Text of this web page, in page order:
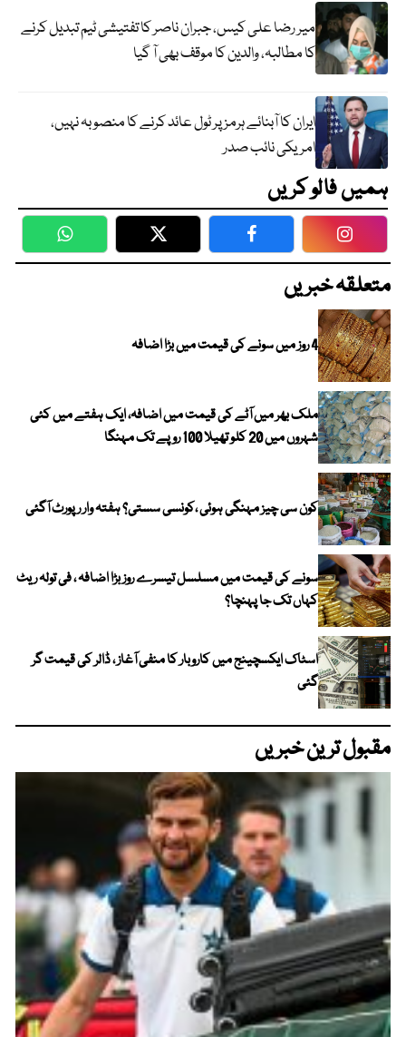
میر رضا علی کیس، جبران ناصر کا تفتیشی ٹیم تبدیل کرنے
کا مطالبہ، والدین کا موقف بھی آ گیا
ایران کا آبنائے ہرمز پر ٹول عائد کرنے کا منصوبہ نہیں،
امریکی نائب صدر
ہمیں فالو کریں
WhatsApp Twitter Facebook
متعلقہ خبریں
4 روز میں سونے کی قیمت میں بڑا اضافہ
ملک بھر میں آٹے کی قیمت میں اضافہ، ایک ہفتے میں کئی
شہروں میں 20 کلو تھیلا 100 روپے تک مہنگا
کون سی چیز مہنگی ہوئی ،کونسی سستی؟ ہفتہ وار رپورٹ آگئی
سونے کی قیمت میں مسلسل تیسرے روز بڑا اضافہ ، فی تولہ ریٹ
کہاں تک جا پہنچا؟
اسٹاک ایکسچینج میں کاروبار کا منفی آغاز ، ڈالر کی قیمت گر
گئی
مقبول ترین خبریں